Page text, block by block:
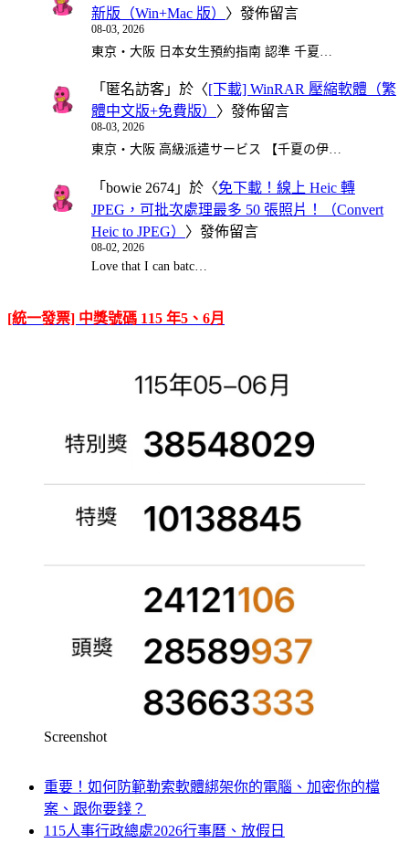
新版（Win+Mac 版） 〉發佈留言
08-03, 2026
東京・大阪 日本女生預約指南 認準 千夏…
「 匿名訪客 」於〈[下載] WinRAR 壓縮軟體（繁
體中文版+免費版） 〉發佈留言
08-03, 2026
東京・大阪 高級派遣サービス 【千夏の伊…
「 bowie 2674 」於〈免下載！線上 Heic 轉
JPEG，可批次處理最多 50 張照片！（Convert
Heic to JPEG） 〉發佈留言
08-02, 2026
Love that I can batc…
[統一發票] 中獎號碼 115 年5、6月
Screenshot
重要！如何防範勒索軟體綁架你的電腦、加密你的檔
案、跟你要錢？
115人事行政總處2026行事曆、放假日